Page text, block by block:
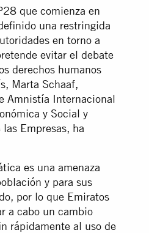
que comienza en
una restringida
en torno a
evitar el debate
derechos humanos
Marta Schaaf,
Amnistía Internacional
y Social y
Empresas, ha
es una amenaza
y para sus
por lo que Emiratos
a cabo un cambio
rápidamente al uso de